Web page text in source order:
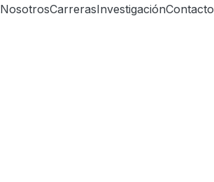
NosotrosCarrerasInvestigaciónContacto